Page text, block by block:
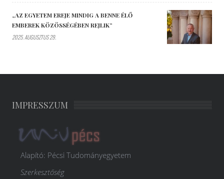
„AZ EGYETEM EREJE MINDIG A BENNE ÉLŐ
EMBEREK KÖZÖSSÉGÉBEN REJLIK”
2025. AUGUSZTUS 29.
IMPRESSZUM
Alapító: Pécsi Tudományegyetem
Szerkesztőség